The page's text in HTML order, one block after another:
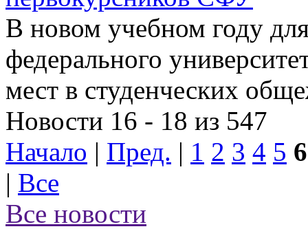
В новом учебном году
федерального
мест в студенческих
Новости 16 - 18 из 547
Начало | Пред. | 1 2 3 4 5 6
| Все
Все новости